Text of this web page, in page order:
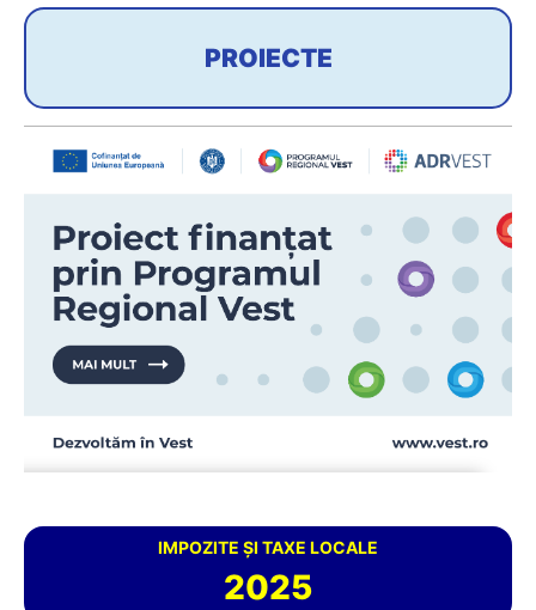
PROIECTE
IMPOZITE ȘI TAXE LOCALE
2025